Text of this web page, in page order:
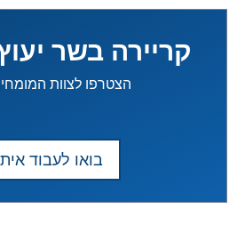
קריירה בשר
הצטרפו לצוות
בואו לעבוד